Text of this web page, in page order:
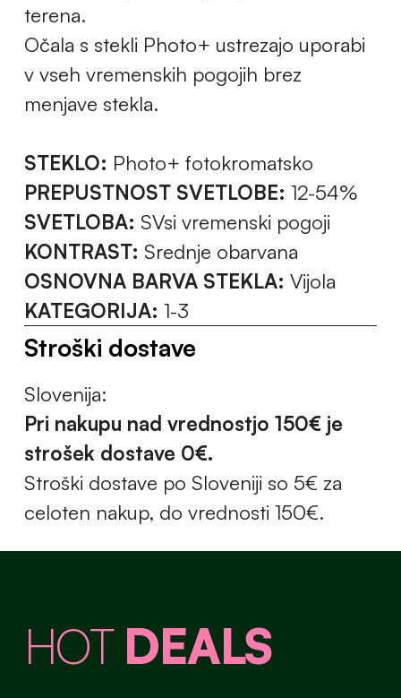
terena.
Očala s stekli Photo+ ustrezajo uporabi
v vseh vremenskih pogojih brez
menjave stekla.
STEKLO: Photo+ fotokromatsko
PREPUSTNOST SVETLOBE: 12-54%
SVETLOBA: SVsi vremenski pogoji
KONTRAST: Srednje obarvana
OSNOVNA BARVA STEKLA: Vijola
KATEGORIJA: 1-3
Stroški dostave
Slovenija:
Pri nakupu nad vrednostjo 150€ je
strošek dostave 0€.
Stroški dostave po Sloveniji so 5€ za
celoten nakup, do vrednosti 150€.
HOT DEALS